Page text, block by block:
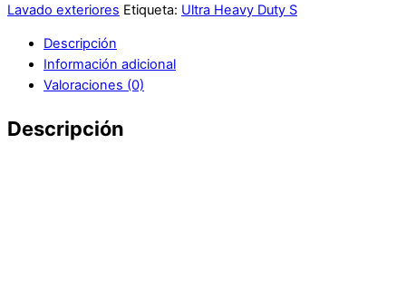
Lavado exteriores Etiqueta: Ultra Heavy Duty S
Descripción
Información adicional
Valoraciones (0)
Descripción